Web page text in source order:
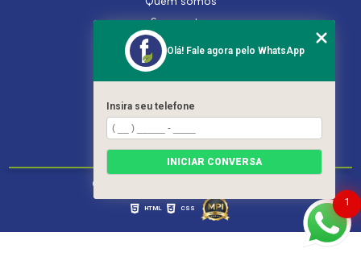
Segmentos
Serviços
Produtos
Contato
Categorias
Mapa do site
Copyright © Ferroleto. (Lei 9610 de 19/02/1998)
HTML CSS
1
Olá! Fale agora pelo WhatsApp
Insira seu telefone
INICIAR CONVERSA